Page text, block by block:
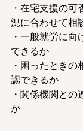
・在宅支援の
況に合わせて相
・一般就労に
できるか
・困ったとき
認できるか
・関係機関との
か